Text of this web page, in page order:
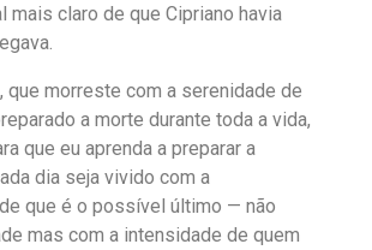
mais claro de que Cipriano havia
que morreste com a serenidade de
a morte durante toda a vida,
que eu aprenda a preparar a
dia seja vivido com a
que é o possível último — não
mas com a intensidade de quem